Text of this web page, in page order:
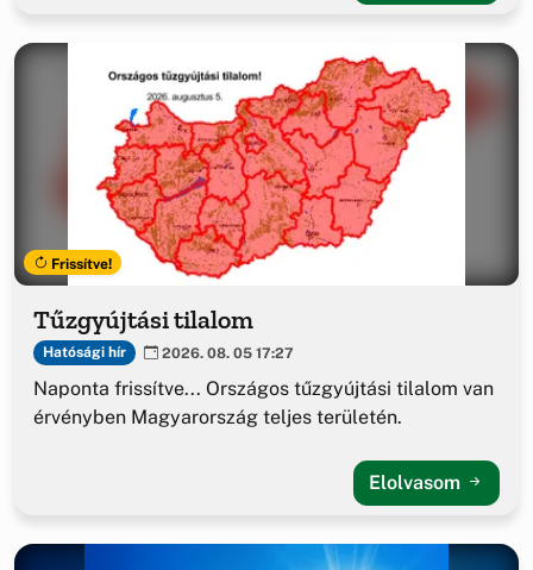
Frissítve!
Tűzgyújtási tilalom
Hatósági hír 2026. 08. 05 17:27
Naponta frissítve... Országos tűzgyújtási tilalom van
érvényben Magyarország teljes területén.
Elolvasom